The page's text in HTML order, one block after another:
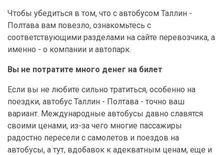
Чтобы убедиться в том, что с автобусом Таллин -
Полтава вам повезло, ознакомьтесь с
соответствующими разделами на сайте перевозчика, а
именно - о компании и автопарк.
Вы не потратите много денег на билет
Если вы не любите сильно тратиться, особенно на
поездки, автобус Таллин - Полтава - точно ваш
вариант. Международные автобусы давно славятся
своими ценами, из-за чего многие пассажиры
радостно пересели с самолетов и поездов на
автобусы, а тут, вдобавок к адекватным ценам, еще и